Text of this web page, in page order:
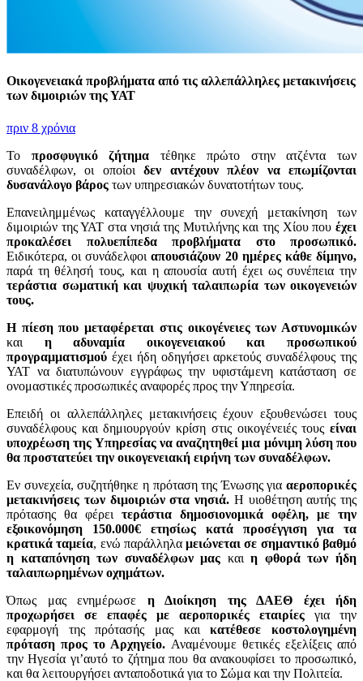
Οικογενειακά προβλήματα από τις αλλεπάλληλες μετακινήσεις
των διμοιριών της ΥΑΤ
πριν 8 χρόνια
Το προσφυγικό ζήτημα τέθηκε πρώτο στην ατζέντα των
συναδέλφων, οι οποίοιδεν αντέχουν πλέον να επωμίζονται
δυσανάλογο βάρος των υπηρεσιακών δυνατοτήτων τους.
Επανειλημμένως καταγγέλλουμε την συνεχή μετακίνηση των
διμοιριών της ΥΑΤ στα νησιά της Μυτιλήνης και της Χίου που έχει
προκαλέσει πολυεπίπεδα προβλήματα στο προσωπικό.
Ειδικότερα, οι συνάδελφοιαπουσιάζουν 20 ημέρες κάθε δίμηνο,
παρά τη θέλησή τους, και η απουσία αυτή έχει ως συνέπεια την
τεράστια σωματική και ψυχική ταλαιπωρία των οικογενειών
τους.
Η πίεση που μεταφέρεται στις οικογένειες των Αστυνομικών
και η αδυναμία οικογενειακού και προσωπικού
προγραμματισμού έχει ήδη οδηγήσει αρκετούς συναδέλφους της
ΥΑΤ να διατυπώνουν εγγράφως την υφιστάμενη κατάσταση σε
ονομαστικές προσωπικές αναφορές προς την Υπηρεσία.
Επειδή οι αλλεπάλληλες μετακινήσεις έχουν εξουθενώσει τους
συναδέλφους και δημιουργούν κρίση στις οικογένειές τους είναι
υποχρέωση της Υπηρεσίας να αναζητηθεί μια μόνιμη λύση που
θα προστατεύει την οικογενειακή ειρήνη των συναδέλφων.
Εν συνεχεία, συζητήθηκε η πρόταση της Ένωσης για αεροπορικές
μετακινήσεις των διμοιριών στα νησιά. Η υιοθέτηση αυτής της
πρότασης θα φέρει τεράστια δημοσιονομικά οφέλη, με την
εξοικονόμηση 150.000€ ετησίως κατά προσέγγιση για τα
κρατικά ταμεία, ενώ παράλληλαμειώνεται σε σημαντικό βαθμό
η καταπόνηση των συναδέλφων μας καιη φθορά των ήδη
ταλαιπωρημένων οχημάτων.
Όπως μας ενημέρωσε η Διοίκηση της ΔΑΕΘ έχει ήδη
προχωρήσει σε επαφές με αεροπορικές εταιρίες για την
εφαρμογή της πρότασής μας καικατέθεσε κοστολογημένη
πρόταση προς το Αρχηγείο. Αναμένουμε θετικές εξελίξεις από
την Ηγεσία γι’αυτό το ζήτημα που θα ανακουφίσει το προσωπικό,
και θα λειτουργήσει ανταποδοτικά για το Σώμα και την Πολιτεία.